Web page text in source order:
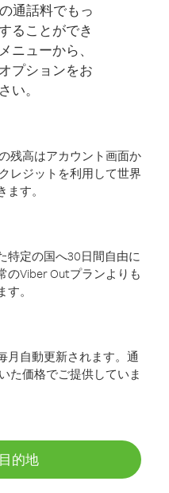
通話料でもっ
ることができ
ニューから、
プションをお
い。
残高はアカウント画面か
レジットを利用して世界
す。
特定の国へ30日間自由に
のViber Outプランよりも
。
月自動更新されます。通
た価格でご提供していま
的地